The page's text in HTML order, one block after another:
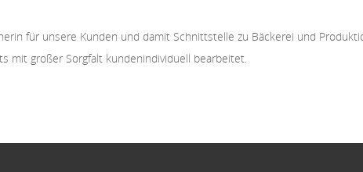
für unsere Kunden und damit Schnittstelle zu Bäckerei und
mit großer Sorgfalt kundenindividuell bearbeitet.